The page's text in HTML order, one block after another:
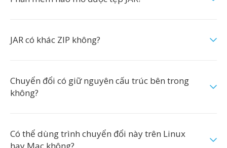
JAR có khác ZIP không?
Chuyển đổi có giữ nguyên cấu trúc bên trong
không?
Có thể dùng trình chuyển đổi này trên Linux